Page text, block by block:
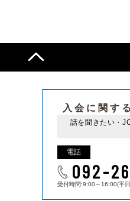
入会に関す
話を聞きたい・
電話
092-
受付時間:9:00～16:00(平